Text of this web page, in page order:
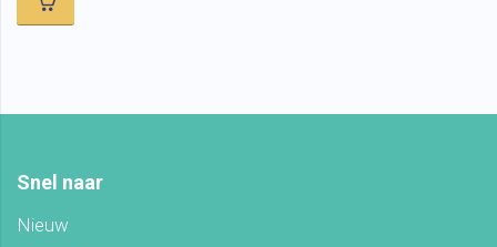
Snel naar
Nieuw